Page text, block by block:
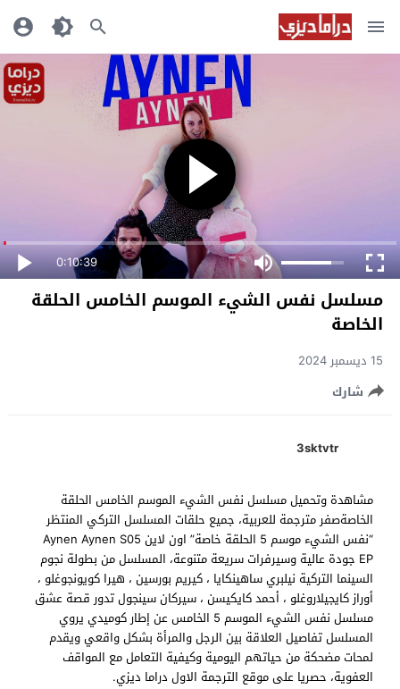
0:10:39
مسلسل نفس الشيء الموسم الخامس الحلقة
الخاصة
15 ديسمبر 2024
شارك
3sktvtr
مشاهدة وتحميل مسلسل نفس الشيء الموسم الخامس الحلقة
الخاصةصفر مترجمة للعربية، جميع حلقات المسلسل التركي المنتظر
“نفس الشيء موسم 5 الحلقة خاصة” اون لاين Aynen Aynen S05
EP جودة عالية وسيرفرات سريعة متنوعة، المسلسل من بطولة نجوم
السينما التركية نيلبري ساهينكايا ، كيريم بورسين ، هيرا كويونجوغلو ،
أوراز كايجيلاروغلو ، أحمد كايكيسن ، سيركان سينجول تدور قصة عشق
مسلسل نفس الشيء الموسم 5 الخامس عن إطار كوميدي يروي
المسلسل تفاصيل العلاقة بين الرجل والمرأة بشكل واقعي ويقدم
لمحات مضحكة من حياتهم اليومية وكيفية التعامل مع المواقف
العفوية، حصريا على موقع الترجمة الاول دراما ديزي.